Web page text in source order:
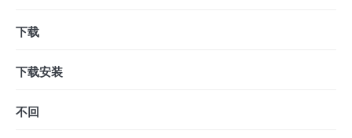
下载
下载安装
不回